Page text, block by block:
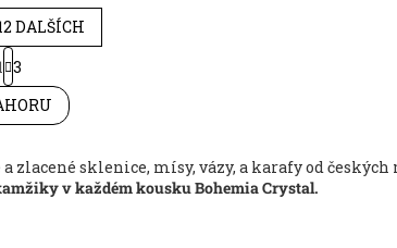
O
v
l
a
c
DALŠÍCH
S
t
r
á
n
o
v
3
a zlacené sklenice, mísy, vázy, a karafy od
v každém kousku Bohemia Crystal.